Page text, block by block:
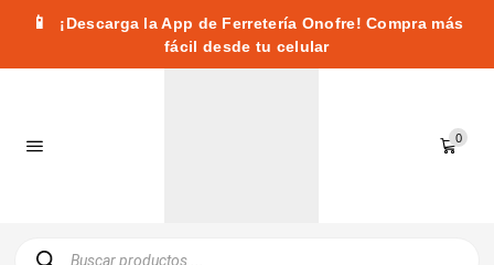
📱
¡Descarga la App de Ferretería Onofre! Compra más
fácil desde tu celular
0